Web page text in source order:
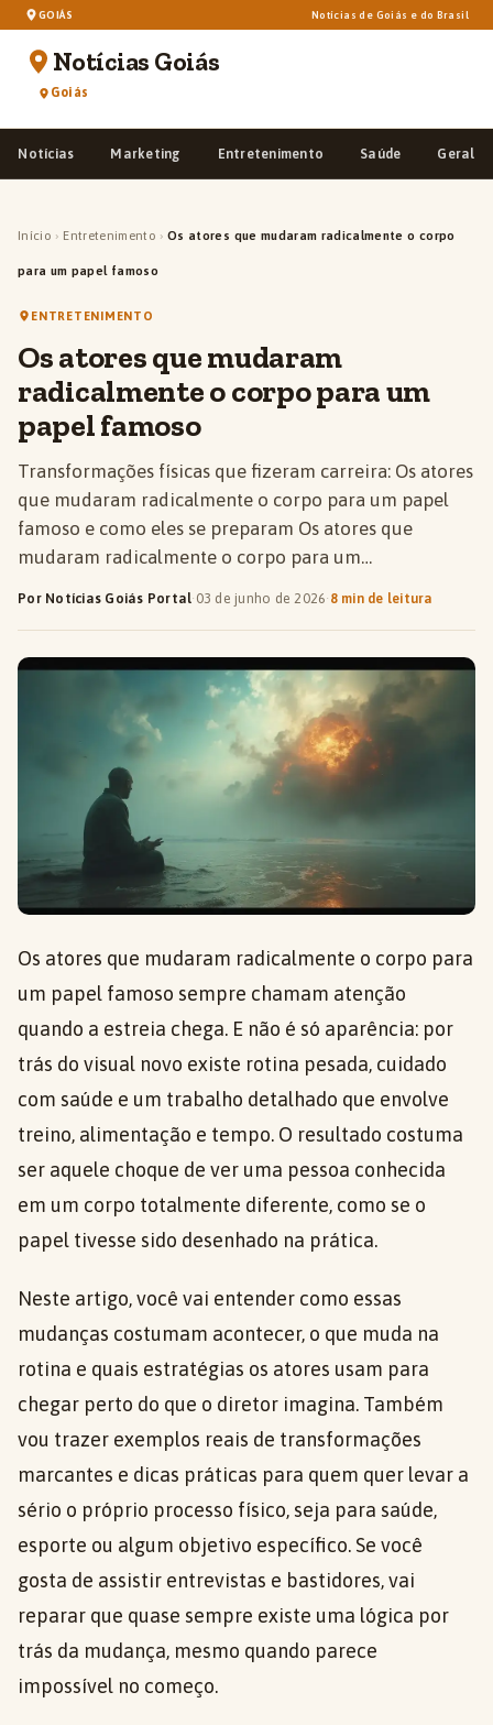
GOIÁS Notícias de Goiás e do Brasil
Notícias Goiás
Goiás
Notícias Marketing Entretenimento Saúde Geral
Início › Entretenimento › Os atores que mudaram radicalmente o corpo
para um papel famoso
ENTRETENIMENTO
Os atores que mudaram
radicalmente o corpo para um
papel famoso
Transformações físicas que fizeram carreira: Os atores
que mudaram radicalmente o corpo para um papel
famoso e como eles se preparam Os atores que
mudaram radicalmente o corpo para um…
Por Notícias Goiás Portal· 03 de junho de 2026· 8 min de leitura
Os atores que mudaram radicalmente o corpo para
um papel famoso sempre chamam atenção
quando a estreia chega. E não é só aparência: por
trás do visual novo existe rotina pesada, cuidado
com saúde e um trabalho detalhado que envolve
treino, alimentação e tempo. O resultado costuma
ser aquele choque de ver uma pessoa conhecida
em um corpo totalmente diferente, como se o
papel tivesse sido desenhado na prática.
Neste artigo, você vai entender como essas
mudanças costumam acontecer, o que muda na
rotina e quais estratégias os atores usam para
chegar perto do que o diretor imagina. Também
vou trazer exemplos reais de transformações
marcantes e dicas práticas para quem quer levar a
sério o próprio processo físico, seja para saúde,
esporte ou algum objetivo específico. Se você
gosta de assistir entrevistas e bastidores, vai
reparar que quase sempre existe uma lógica por
trás da mudança, mesmo quando parece
impossível no começo.